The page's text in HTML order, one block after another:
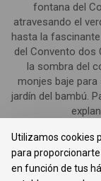
fontana del
atravesando el
hasta la
del Convento dos
la sombra del
monjes baje
jardín del bambú.
Utilizamos cookies
para
en función de tus